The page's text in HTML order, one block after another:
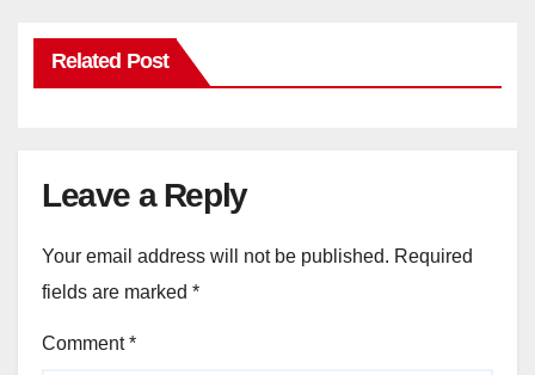
Related Post
Leave a Reply
Your email address will not be published. Required
fields are marked *
Comment*